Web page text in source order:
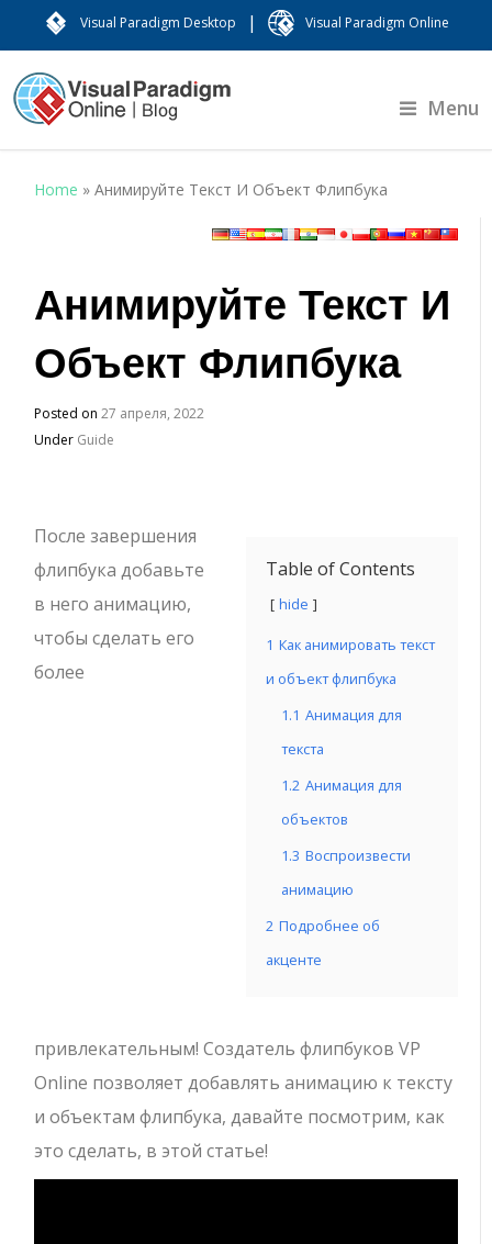
Visual Paradigm Desktop | Visual Paradigm Online
Menu
Home »Анимируйте Текст И Объект Флипбука
Анимируйте Текст И
Объект Флипбука
Posted on27 апреля, 2022
Under Guide
Table of Contents
hide
1 Как анимировать текст
и объект флипбука
1.1 Анимация для
текста
1.2 Анимация для
объектов
1.3 Воспроизвести
анимацию
2 Подробнее об
акценте
После завершения
флипбука добавьте
в него анимацию,
чтобы сделать его
более
привлекательным! Создатель флипбуков VP
Online позволяет добавлять анимацию к тексту
и объектам флипбука, давайте посмотрим, как
это сделать, в этой статье!